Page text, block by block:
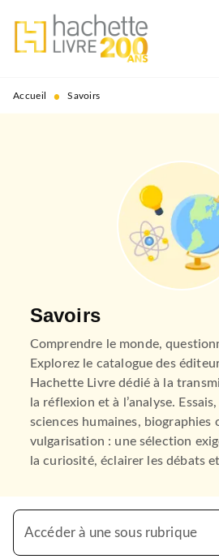
MENU RECHERCHE
PIED DE PAGE
Accueil • Savoirs
Savoirs
Comprendre le monde,
Explorez le catalogue des
Hachette Livre dédié à la
la réflexion et à l’analyse.
sciences humaines, biographies
vulgarisation : une sélection
la curiosité, éclairer les débats
Accéder à une sous rubrique